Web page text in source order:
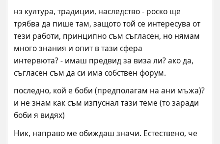
нз култура, традиции, наследство - роско ще
трябва да пише там, защото той се интересува от
тези работи, принципно съм съгласен, но нямам
много знания и опит в тази сфера
интервюта? - имаш предвид за виза ли? ако да,
съгласен съм да си има собствен форум.
последно, кой е боби (предполагам на ани мъжа)?
и не знам как съм изпуснал тази теме (то заради
боби я видях)
Ник, направо ме обиждаш значи. Естествено, че